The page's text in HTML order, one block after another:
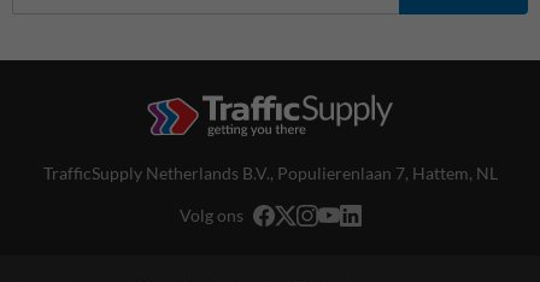
TrafficSupply Netherlands B.V., Populierenlaan 7, Hattem, NL
Volg ons